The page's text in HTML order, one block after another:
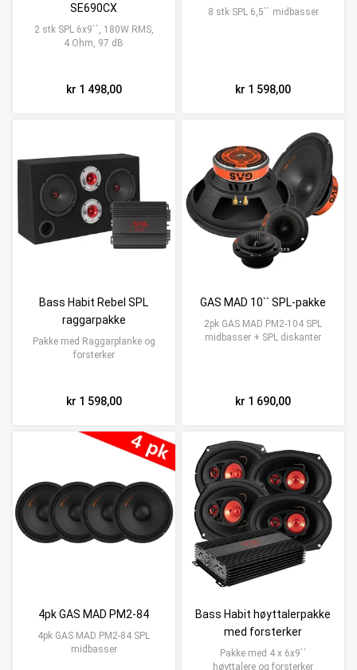
SE690CX
2 stk SPL 6x9``, 180W RMS,
4 Ohm, 97 dB
kr 1 498,00
8 stk SPL 6,5`` midbasser
kr 1 598,00
Bass Habit Rebel SPL
raggarpakke
Pakke med Raggarplanke og
forsterker
kr 1 598,00
GAS MAD 10`` SPL-pakke
2pk GAS MAD PM2-104 SPL
midbasser + SPL diskanter
kr 1 690,00
4pk GAS MAD PM2-84
4pk GAS MAD PM2-84 SPL
midbasser
Bass Habit høyttalerpakke
med forsterker
Pakke med 4 x 6x9``
høyttalere og forsterker